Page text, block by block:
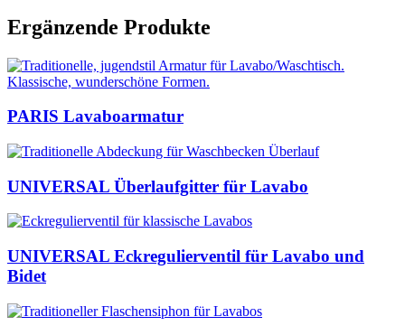
Ergänzende Produkte
PARIS Lavaboarmatur
UNIVERSAL Überlaufgitter für Lavabo
UNIVERSAL Eckregulierventil für Lavabo und
Bidet